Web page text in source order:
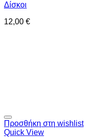
Δίσκοι
12,00 €
Προσθήκη στη wishlist
Quick View